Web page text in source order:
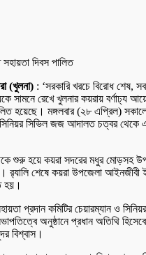
(খুলনা) : ‘সরকারি খরচে বিরোধ শেষ,
সামনে রেখে খুলনার কয়রায় বর্ণাঢ্য
হয়েছে। মঙ্গলবার (২৮ এপ্রিল)
সিভিল জজ আদালত চত্বর থেকে
শুরু হয়ে কয়রা সদরের মধুর মোড়সহ
র‌্যালি শেষে কয়রা উপজেলা আইনজীবী
হয়।
প্রদান কমিটির চেয়ারম্যান ও
অনুষ্ঠানে প্রধান অতিথি
বিশ্বাস।